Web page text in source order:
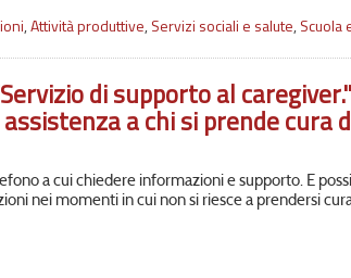
,Attività produttive,Servizi sociali e salute,Scuola
di supporto al
a chi si prende cura
a cui chiedere informazioni e supporto. È
nei momenti in cui non si riesce a prendersi